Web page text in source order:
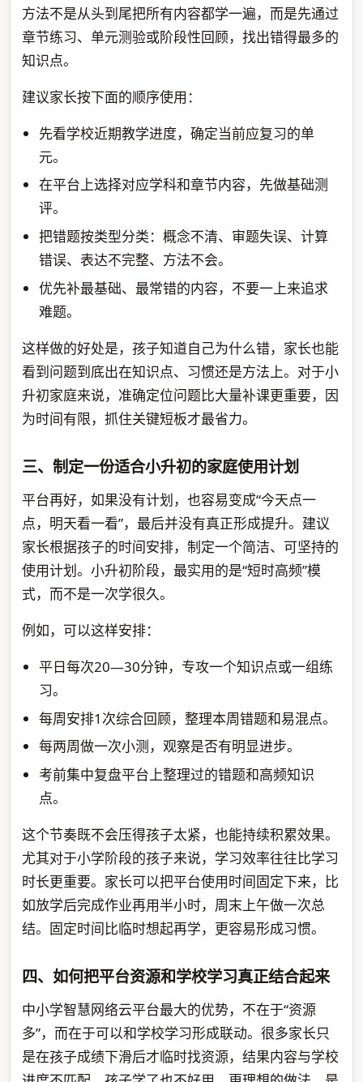
方法不是从头到尾把所有内容都学一遍，而是先通过
章节练习、单元测验或阶段性回顾，找出错得最多的
知识点。
建议家长按下面的顺序使用：
先看学校近期教学进度，确定当前应复习的单
元。
在平台上选择对应学科和章节内容，先做基础测
评。
把错题按类型分类：概念不清、审题失误、计算
错误、表达不完整、方法不会。
优先补最基础、最常错的内容，不要一上来追求
难题。
这样做的好处是，孩子知道自己为什么错，家长也能
看到问题到底出在知识点、习惯还是方法上。对于小
升初家庭来说，准确定位问题比大量补课更重要，因
为时间有限，抓住关键短板才最省力。
三、制定一份适合小升初的家庭使用计划
平台再好，如果没有计划，也容易变成“今天点一
点，明天看一看”，最后并没有真正形成提升。建议
家长根据孩子的时间安排，制定一个简洁、可坚持的
使用计划。小升初阶段，最实用的是“短时高频”模
式，而不是一次学很久。
例如，可以这样安排：
平日每次20—30分钟，专攻一个知识点或一组练
习。
每周安排1次综合回顾，整理本周错题和易混点。
每两周做一次小测，观察是否有明显进步。
考前集中复盘平台上整理过的错题和高频知识
点。
这个节奏既不会压得孩子太紧，也能持续积累效果。
尤其对于小学阶段的孩子来说，学习效率往往比学习
时长更重要。家长可以把平台使用时间固定下来，比
如放学后完成作业再用半小时，周末上午做一次总
结。固定时间比临时想起再学，更容易形成习惯。
四、如何把平台资源和学校学习真正结合起来
中小学智慧网络云平台最大的优势，不在于“资源
多”，而在于可以和学校学习形成联动。很多家长只
是在孩子成绩下滑后才临时找资源，结果内容与学校